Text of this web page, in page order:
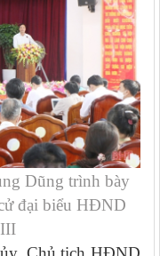
Dũng trình bày
đại biểu HĐND